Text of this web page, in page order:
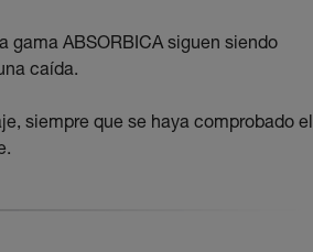
gama ABSORBICA siguen siendo
caída.
siempre que se haya comprobado el